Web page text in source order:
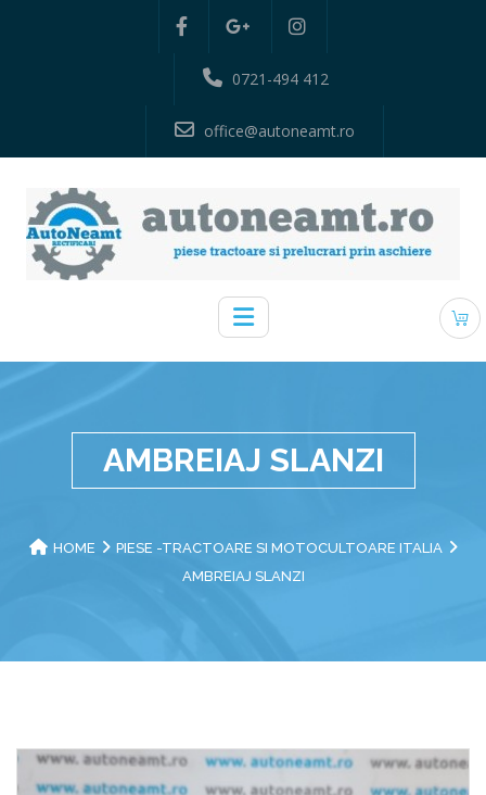
0721-494 412
office@autoneamt.ro
AMBREIAJ SLANZI
HOME
PIESE -TRACTOARE SI MOTOCULTOARE ITALIA
AMBREIAJ SLANZI